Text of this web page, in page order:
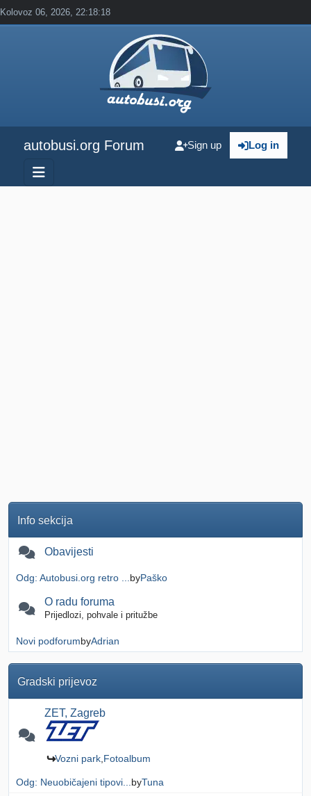
Kolovoz 06, 2026, 22:18:18
autobusi.org Forum Log in
Sign up
Info sekcija
Obavijesti
Odg: Autobusi.org retro ... byPaško
O radu foruma
Prijedlozi, pohvale i pritužbe
Novi podforumbyAdrian
Gradski prijevoz
ZET, Zagreb
Vozni park Fotoalbum
Odg: Neuobičajeni tipovi... byTuna